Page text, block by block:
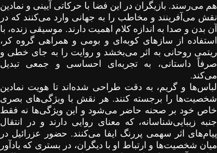
هم می‌رسند. بازیگران در این فضا با حرکاتی آیینی و نمادین
نقش می‌آفرینند و مخاطب را به جهانی وارد می‌کنند که در
آن بدن و صدا به اندازه کلام اهمیت دارند. موسیقی زنده، با
استفاده از سازهای کوبه‌ای و بومی و همراهی گروه کر،
ریتمی روحانی به اثر می‌بخشد و روایت را به جای خطی و
صرفاً داستانی، به تجربه‌ای احساسی و جمعی تبدیل
می‌کند.
لباس‌ها و گریم، به دقت طراحی شده‌اند تا هویت نمادین
شخصیت‌ها را برجسته کنند. هر نقش با ویژگی‌های بصری
خاص خود بر صحنه حاضر می‌شود و این ویژگی‌ها نه فقط
جنبه زیبایی‌شناسانه، که معنای روایی دارند و در انتقال
پیام‌های اثر سهمی پررنگ ایفا می‌کنند. حضور عزرائیل در
میان شخصیت‌ها و ارتباط او با دیگران، در بستری که یادآور